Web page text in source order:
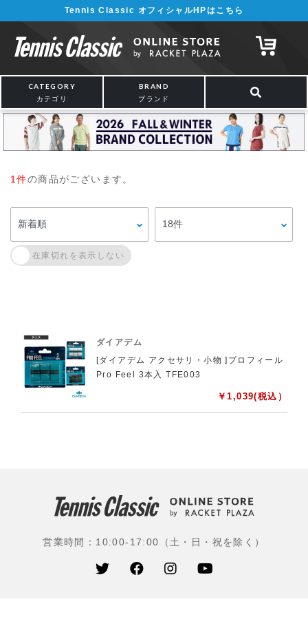
Tennis Classic オフィシャルHPはこちら
CATEGORY
カテゴリ
BRAND
ブランド
1件の商品がございます。
ダイアデム
[ダイアデム アクセサリ・小物 ]プロフィール
Pro Feel 3本入 TFE003
￥1,039(税込）
営業時間：10:00-17:00（土・日・祝を除く）